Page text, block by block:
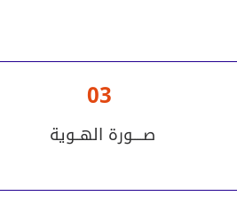
03
صــــورة الهــوية